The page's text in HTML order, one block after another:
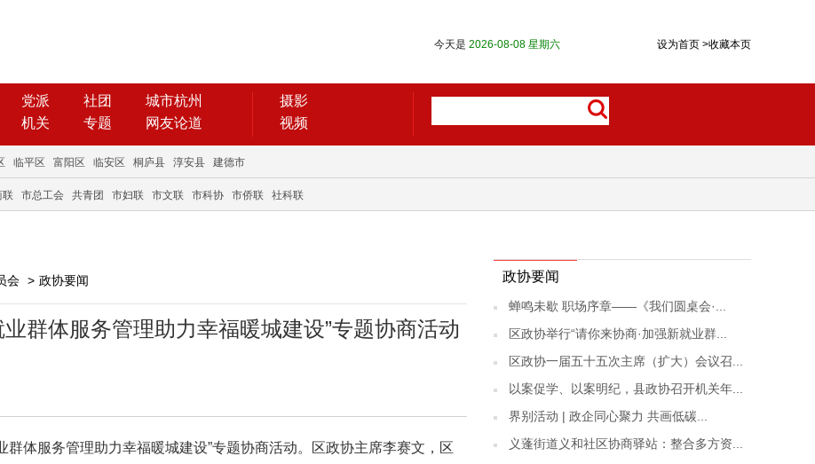
设为首页 >收藏本页
今天是 2026-08-08 星期六
党派 社团
城市杭州
机关
专题 网友论道
摄影
视频
临平区 富阳区 临安区 桐庐县 淳安县 建德市
联 市总工会 共青团 市妇联 市文联 市科协 市侨联 社科联
会 > 政协要闻
群体服务管理助力幸福暖城建设”专题协商活动
群体服务管理助力幸福暖城建设”专题协商活动。区政协主席李赛文，区
政协要闻
蝉鸣未歇 职场序章——《我们圆桌会·...
区政协举行“请你来协商·加强新就业群...
区政协一届五十五次主席（扩大）会议召...
以案促学、以案明纪，县政协召开机关年...
界别活动 | 政企同心聚力 共画低碳...
义蓬街道义和社区协商驿站：整合多方资...